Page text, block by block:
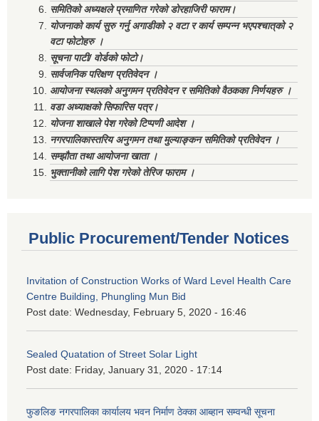
समितिको अध्यक्षले प्रमाणित गरेको डोरहाजिरी फाराम।
योजनाको कार्य सुरु गर्नु अगाडीको २ वटा र कार्य सम्पन्न भएपश्चात्‌को २
वटा फोटोहरु ।
सूचना पाटी/ वोर्डको फोटो।
सार्वजनिक परिक्षण प्रतिवेदन ।
आयोजना स्थलको अनुगमन प्रतिवेदन र समितिको वैठकका निर्णयहरु ।
वडा अध्याक्षको सिफारिस पत्र।
योजना शाखाले पेश गरेको टिप्पणी आदेश ।
नगरपालिकास्तरिय अनुगमन तथा मुल्याङ्कन समितिको प्रतिवेदन ।
सम्झौता तथा आयोजना खाता ।
भुक्तानीको लागि पेश गरेको तेरिज फाराम ।
Public Procurement/Tender Notices
Invitation of Construction Works of Ward Level Health Care
Centre Building, Phungling Mun Bid
Post date: Wednesday, February 5, 2020 - 16:46
Sealed Quatation of Street Solar Light
Post date: Friday, January 31, 2020 - 17:14
फुङलिङ नगरपालिका कार्यालय भवन निर्माण ठेक्का आब्हान सम्वन्धी सूचना